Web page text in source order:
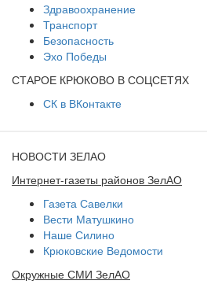
Здравоохранение
Транспорт
Безопасность
Эхо Победы
СТАРОЕ КРЮКОВО В СОЦСЕТЯХ
СК в ВКонтакте
НОВОСТИ ЗЕЛАО
Интернет-газеты районов ЗелАО
Газета Савелки
Вести Матушкино
Наше Силино
Крюковские Ведомости
Окружные СМИ ЗелАО